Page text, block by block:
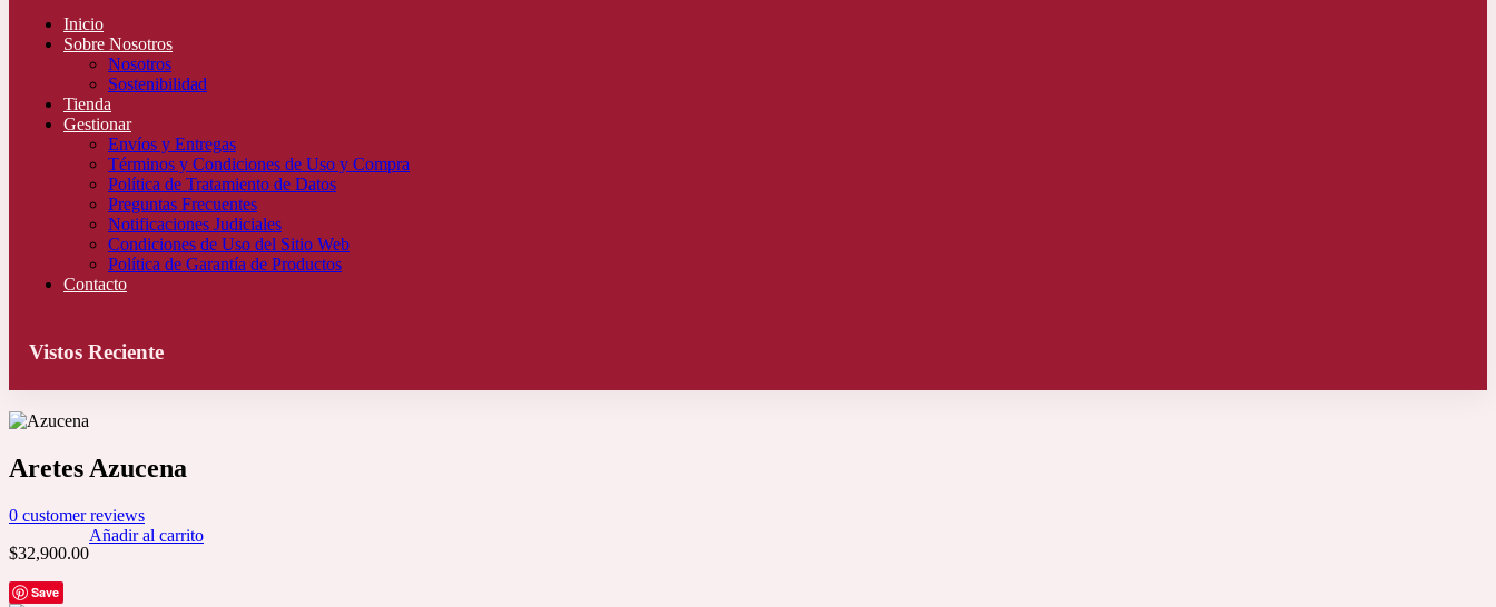
Inicio
Sobre Nosotros
Nosotros
Sostenibilidad
Tienda
Gestionar
Envíos y Entregas
Términos y Condiciones de Uso y Compra
Política de Tratamiento de Datos
Preguntas Frecuentes
Notificaciones Judiciales
Condiciones de Uso del Sitio Web
Política de Garantía de Productos
Contacto
Vistos Reciente
Aretes Azucena
0 customer reviews
$32,900.00
Añadir al carrito
Save